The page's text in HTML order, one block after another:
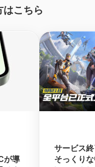
はこちら
が導
サービス
そっくり